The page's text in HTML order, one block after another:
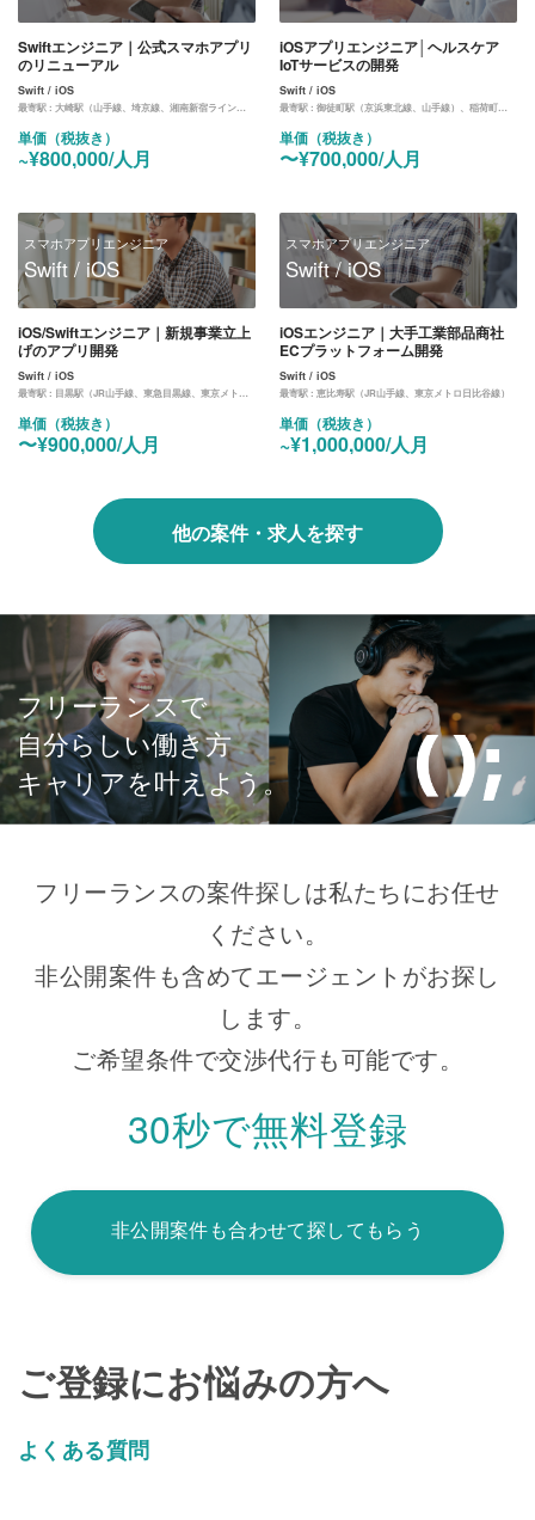
Swiftエンジニア｜公式スマホアプリ
のリニューアル
Swift / iOS
最寄駅 : 大崎駅（山手線、埼京線、湘南新宿ライン、りんかい線）
単価（税抜き）
~¥800,000/人月
iOSアプリエンジニア│ヘルスケア
IoTサービスの開発
Swift / iOS
最寄駅 :御徒町駅（京浜東北線、山手線）、稲荷町駅（銀座線）、新御徒町駅（都営大江戸線）
単価（税抜き）
〜¥700,000/人月
スマホアプリエンジニア
Swift / iOS
iOS/Swiftエンジニア｜新規事業立上
げのアプリ開発
Swift / iOS
最寄駅 : 目黒駅（JR山手線、東急目黒線、東京メトロ南北線、都営地下鉄三田線）
単価（税抜き）
〜¥900,000/人月
スマホアプリエンジニア
Swift / iOS
iOSエンジニア｜大手工業部品商社
ECプラットフォーム開発
Swift / iOS
最寄駅 :恵比寿駅（JR山手線、東京メトロ日比谷線）
単価（税抜き）
~¥1,000,000/人月
他の案件・求人を探す
フリーランスで
自分らしい働き方
キャリアを叶えよう。
フリーランスの案件探しは私たちにお任せ
ください。
非公開案件も含めてエージェントがお探し
します。
ご希望条件で交渉代行も可能です。
30秒で無料登録
非公開案件も合わせて探してもらう
ご登録にお悩みの方へ
よくある質問